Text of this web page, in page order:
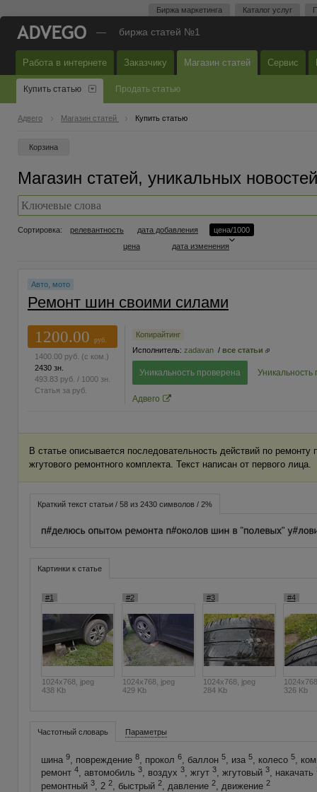
Биржа маркетинга Каталог услуг
— биржа статей №1
Работа в интернете Заказчику Магазин статей Сервис
Купить статью Продать статью
Адвего Магазин статей Купить статью
Корзина
Магазин статей, уникальных
Сортировка: релевантность
дата добавления
цена
цена/1000
дата изменения
Авто, мото
Ремонт шин своими силами
1200.00
руб.
1400.00 руб. (с ком.)
2430 зн.
493.83 руб. / 1000 зн.
Статья за руб.
Копирайтинг
Исполнитель: zadavan / все статьи
Уникальность проверена Уникальность
Адвего
В статье описывается последовательность действий по
жгутового ремонтного комплекта. Текст написан от первого лица.
Краткий текст статьи / 58 из 2430 символов / 2%
Картинки к статье
#1
1024x768, jpeg
438 Kb
#2
1024x768, jpeg
429 Kb
#3
1024x768, jpeg
284 Kb
#4
326 Kb
Частотный словарь Параметры
шина 9, повреждение 8, прокол 6, баллон 5, иза 5, колесо 5,
ремонт 4, автомобиль 3, воздух 3, жгут 3, жгутовый 3, накачать
ремонтный 3, 2 2, быстрый 2, давление 2, движение 2